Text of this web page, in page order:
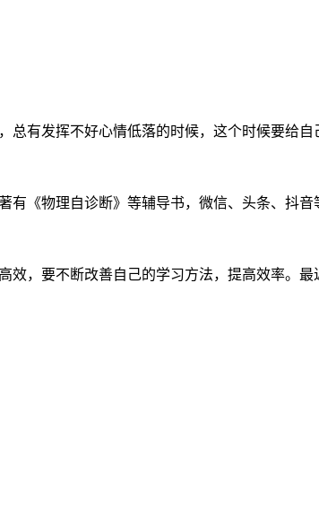
有发挥不好心情低落的时候，这个时候要给自
有《物理自诊断》等辅导书，微信、头条、抖
效，要不断改善自己的学习方法，提高效率。